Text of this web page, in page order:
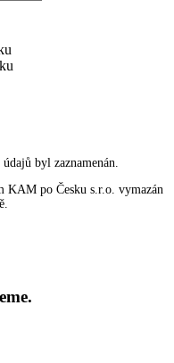
byl zaznamenán.
KAM po Česku s.r.o. vymazán